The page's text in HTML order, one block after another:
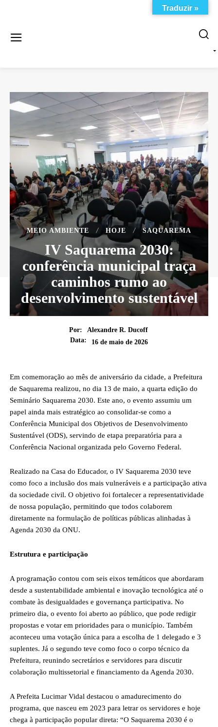
MEIO AMBIENTE HOJE SAQUAREMA
IV Saquarema 2030:
conferência municipal traça
caminhos rumo ao
desenvolvimento sustentável
Por:
Alexandre R. Ducoff
Data:
16 de maio de 2026
Em comemoração ao mês de aniversário da cidade, a Prefeitura
de Saquarema realizou, no dia 13 de maio, a quarta edição do
Seminário Saquarema 2030. Este ano, o evento assumiu um
papel ainda mais estratégico ao consolidar-se como a
Conferência Municipal dos Objetivos de Desenvolvimento
Sustentável (ODS), servindo de etapa preparatória para a
Conferência Nacional organizada pelo Governo Federal.
Realizado na Casa do Educador, o IV Saquarema 2030 teve
como foco a inclusão dos mais vulneráveis e a participação ativa
da sociedade civil. O objetivo foi fortalecer a representatividade
de nossa população, permitindo que todos colaborem
diretamente na formulação de políticas públicas alinhadas à
Agenda 2030 da ONU.
Estrutura e participação
A programação contou com seis eixos temáticos que abordaram
desde a sustentabilidade ambiental e inovação tecnológica até o
combate às desigualdades e governança participativa. No
primeiro dia, o evento foi aberto ao público, que pode redigir
propostas e votar em prioridades para o município. Também
aconteceu uma votação única para a escolha de 1 delegado e 3
suplentes. Já o segundo teve como foco o corpo técnico da
Prefeitura, reunindo secretários e servidores para discutir
colaboração multissetorial e financiamento da Agenda 2030.
A Prefeita Lucimar Vidal destacou o amadurecimento do
programa, que nasceu em 2023 para letrar os servidores e hoje
chega à participação popular direta: “O Saquarema 2030 é o
Traduzir »